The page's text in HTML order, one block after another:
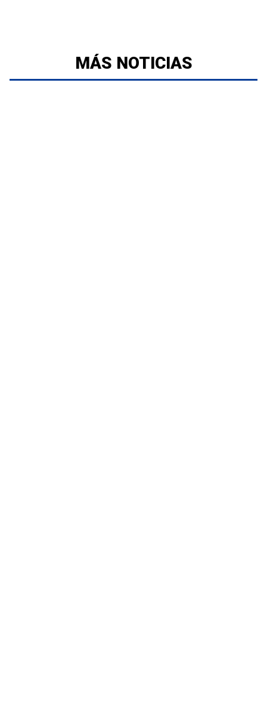
MÁS NOTICIAS